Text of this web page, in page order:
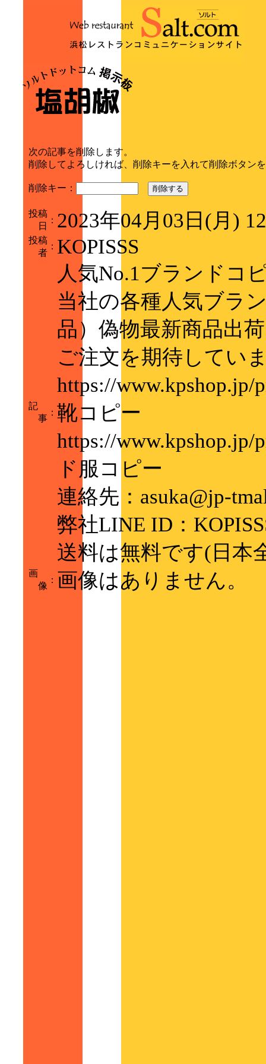
次の記事を削除します。
削除してよろしければ、削除キーを入れて削除ボタン
削除キー： 削除する
投稿
日
： 2023年04月03日(月)
投稿
者
： KOPISSS
記
事
：
人気No.1ブランドコ
当社の各種人気ブラ
品）偽物最新商品出
ご注文を期待してい
https://www.kpshop.jp/
靴コピー
https://www.kpshop.jp/
ド服コピー
連絡先：asuka@jp-
弊社LINE ID：
送料は無料です(日本
画
像
： 画像はありません。